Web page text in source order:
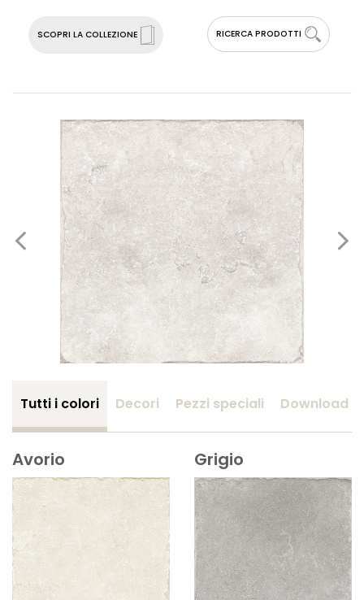
SCOPRI LA COLLEZIONE RICERCA PRODOTTI
Tutti i colori Decori Pezzi speciali Download
Avorio Grigio